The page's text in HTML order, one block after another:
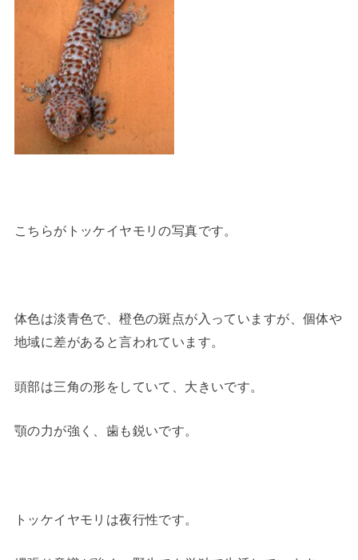
こちらがトッケイヤモリの写真です。
体色は淡青色で、橙色の斑点が入っていますが、個体や
地域に差があると言われています。
頭部は三角の形をしていて、大きいです。
顎の力が強く、歯も鋭いです。
トッケイヤモリは夜行性です。